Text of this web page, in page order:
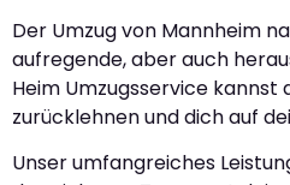
Der Umzug von Mannheim
aufregende, aber auch
Heim Umzugsservice
zurücklehnen und dich auf
Unser umfangreiches